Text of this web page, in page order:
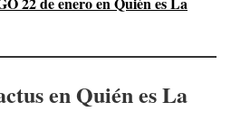
en Quién es La